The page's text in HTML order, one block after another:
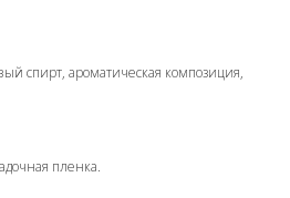
спирт, ароматическая композиция,
пленка.